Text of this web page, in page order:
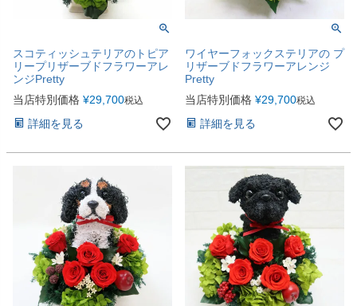
スコティッシュテリアのトピア
リープリザーブドフラワーアレ
ンジPretty
当店特別価格 ¥29,700税込
詳細を見る
ワイヤーフォックステリアの プ
リザーブドフラワーアレンジ
Pretty
当店特別価格 ¥29,700税込
詳細を見る